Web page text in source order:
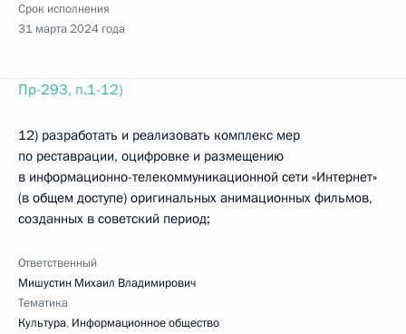
Срок исполнения
31 марта 2024 года
Пр-293, п.1-12)
12) разработать и реализовать комплекс мер
по реставрации, оцифровке и размещению
в информационно-телекоммуникационной сети «Интернет»
(в общем доступе) оригинальных анимационных фильмов,
созданных в советский период;
Ответственный
Мишустин Михаил Владимирович
Тематика
Культура, Информационное общество